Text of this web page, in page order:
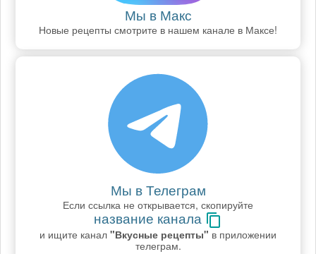
Мы в Макс
Новые рецепты смотрите в нашем канале в Максе!
Мы в Телеграм
Если ссылка не открывается, скопируйте
название канала
и ищите канал "Вкусные рецепты" в приложении
телеграм.